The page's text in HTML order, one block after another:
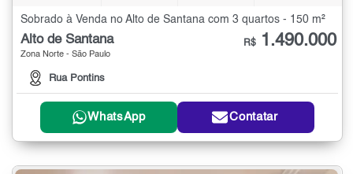
Sobrado à Venda no Alto de Santana com 3 quartos - 150 m²
Alto de Santana
Zona Norte - São Paulo
Rua Pontins
R$ 1.490.000
WhatsApp Contatar